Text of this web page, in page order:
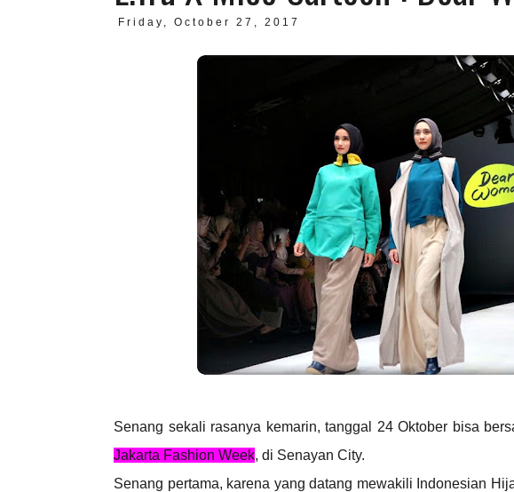
Friday, October 27, 2017
Senang sekali rasanya kemarin, tanggal 24 Oktober bisa
Jakarta Fashion Week, di Senayan City.
Senang pertama, karena yang datang mewakili Indonesian